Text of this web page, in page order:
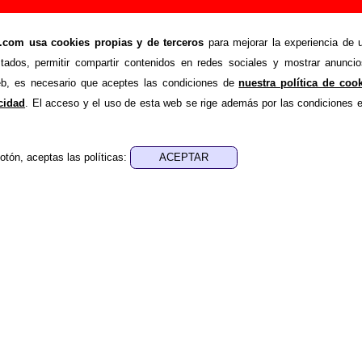
usa cookies propias y de terceros para mejorar la experiencia de
permitir compartir contenidos en redes sociales y mostrar
es necesario que aceptes las condiciones denuestra política de
. El acceso y el uso de esta web se rige además por las condiciones
aceptas las políticas:
Flechazos (letras, autores, videoclips...)
> Canciones
una lista con todas las canciones deLos Flechazos por
disponible sobre una canción (discos en los que
sigue el enlace correspondiente.
no esté disponible la letra de uno de los temas, se indica
completar esta secciónenviando las letras que